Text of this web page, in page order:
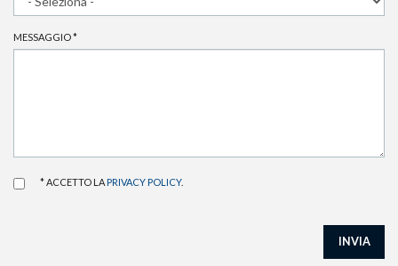
MESSAGGIO*
* ACCETTO LA PRIVACY POLICY.
INVIA